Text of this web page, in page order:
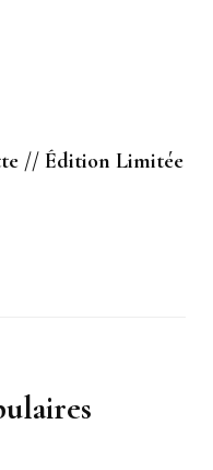
// Édition Limitée